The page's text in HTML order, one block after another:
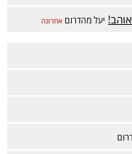
יעל מהדרום אחרונה